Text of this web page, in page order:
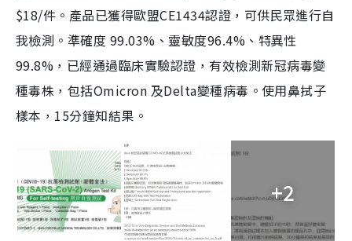
$18/件。產品已獲得歐盟CE1434認證，可供民眾進行自
我檢測。準確度 99.03%、靈敏度96.4%、特異性
99.8%，已經通過臨床實驗認證，有效檢測新冠病毒變
種毒株，包括Omicron 及Delta變種病毒。使用鼻拭子
樣本，15分鐘知結果。
+2